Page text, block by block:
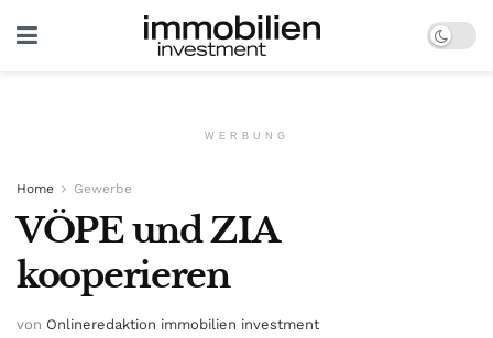
WERBUNG
Home Gewerbe
VÖPE und ZIA
kooperieren
von Onlineredaktion immobilien investment